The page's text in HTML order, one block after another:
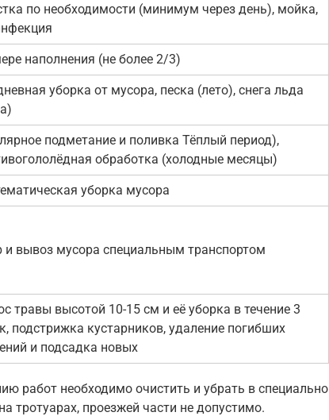
по необходимости (минимум через день), мойка,
наполнения (не более 2/3)
уборка от мусора, песка (лето), снега льда
подметание и поливка Тёплый период),
обработка (холодные месяцы)
уборка мусора
и вывоз мусора специальным транспортом
травы высотой 10-15 см и её уборка в течение 3
подстрижка кустарников, удаление погибших
и подсадка новых
работ необходимо очистить и убрать в специально
тротуарах, проезжей части не допустимо.